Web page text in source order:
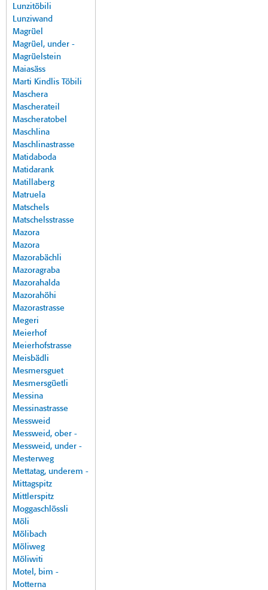
Lunzitöbili
Lunziwand
Magrüel
Magrüel, under -
Magrüelstein
Maiasäss
Marti Kindlis Töbili
Maschera
Mascherateil
Mascheratobel
Maschlina
Maschlinastrasse
Matidaboda
Matidarank
Matillaberg
Matruela
Matschels
Matschelsstrasse
Mazora
Mazora
Mazorabächli
Mazoragraba
Mazorahalda
Mazorahöhi
Mazorastrasse
Megeri
Meierhof
Meierhofstrasse
Meisbädli
Mesmersguet
Mesmersgüetli
Messina
Messinastrasse
Messweid
Messweid, ober -
Messweid, under -
Mesterweg
Mettatag, underem -
Mittagspitz
Mittlerspitz
Moggaschlössli
Möli
Mölibach
Möliweg
Möliwiti
Motel, bim -
Motterna